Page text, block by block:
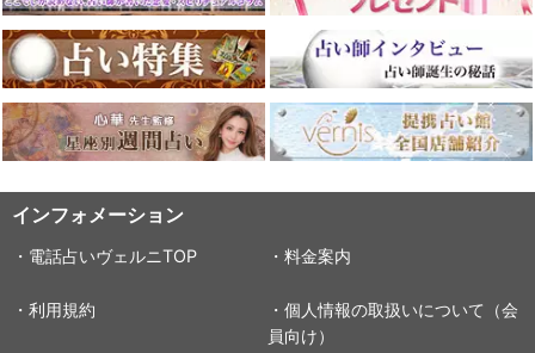
インフォメーション
・電話占いヴェルニTOP ・料金案内
・利用規約
・個人情報の取扱いについて（会
員向け）